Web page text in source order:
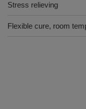
Stress relieving
Flexible cure, room